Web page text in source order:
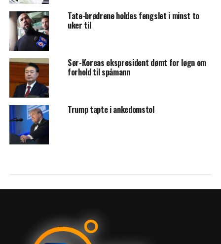
Tate-brødrene holdes fengslet i minst to
uker til
Sør-Koreas ekspresident dømt for løgn om
forhold til spåmann
Trump tapte i ankedomstol